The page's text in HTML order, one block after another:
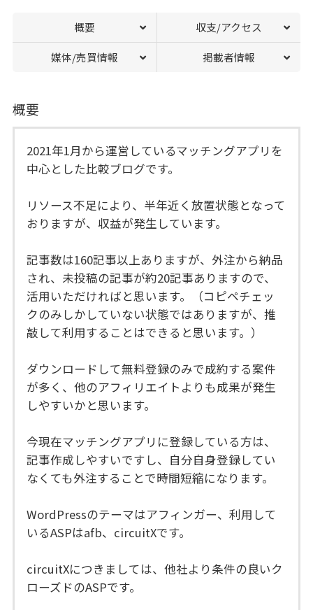
概要 収支/アクセス
媒体/売買情報 掲載者情報
概要
2021年1月から運営しているマッチングアプリを
中心とした比較ブログです。
リソース不足により、半年近く放置状態となって
おりますが、収益が発生しています。
記事数は160記事以上ありますが、外注から納品
され、未投稿の記事が約20記事ありますので、
活用いただければと思います。（コピペチェッ
クのみしかしていない状態ではありますが、推
敲して利用することはできると思います。）
ダウンロードして無料登録のみで成約する案件
が多く、他のアフィリエイトよりも成果が発生
しやすいかと思います。
今現在マッチングアプリに登録している方は、
記事作成しやすいですし、自分自身登録してい
なくても外注することで時間短縮になります。
WordPressのテーマはアフィンガー、利用して
いるASPはafb、circuitXです。
circuitXにつきましては、他社より条件の良いク
ローズドのASPです。